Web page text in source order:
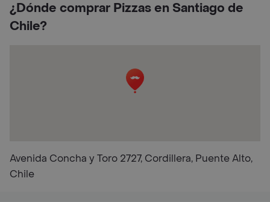
¿Dónde comprar Pizzas en Santiago de
Chile?
Avenida Concha y Toro 2727, Cordillera, Puente Alto,
Chile